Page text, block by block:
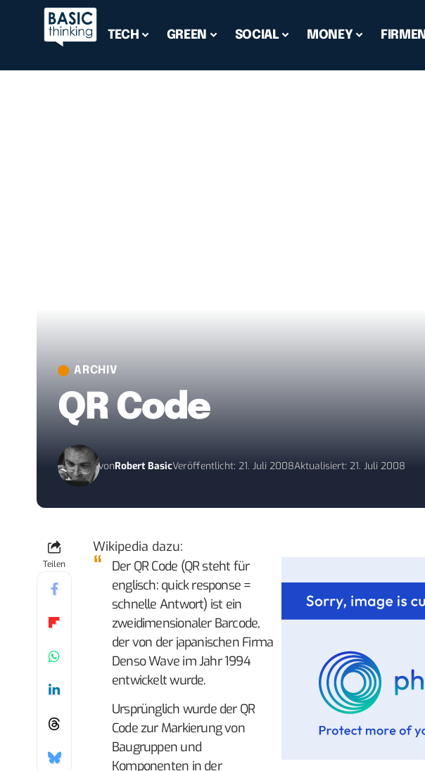
TECH GREEN SOCIAL MONEY FIRMEN
ARCHIV
QR Code
vonRobert BasicVeröffentlicht: 21. Juli 2008Aktualisiert: 21. Juli 2008
Teilen
Wikipedia dazu:
Der QR Code (QR steht für
englisch: quick response =
schnelle Antwort) ist ein
zweidimensionaler Barcode,
der von der japanischen Firma
Denso Wave im Jahr 1994
entwickelt wurde.
Ursprünglich wurde der QR
Code zur Markierung von
Baugruppen und
Komponenten in der